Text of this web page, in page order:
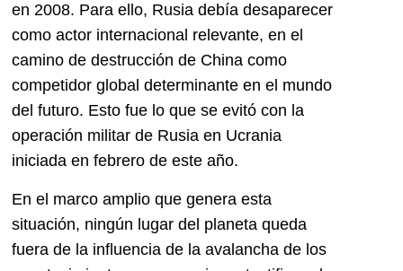
en 2008. Para ello, Rusia debía desaparecer
como actor internacional relevante, en el
camino de destrucción de China como
competidor global determinante en el mundo
del futuro. Esto fue lo que se evitó con la
operación militar de Rusia en Ucrania
iniciada en febrero de este año.
En el marco amplio que genera esta
situación, ningún lugar del planeta queda
fuera de la influencia de la avalancha de los